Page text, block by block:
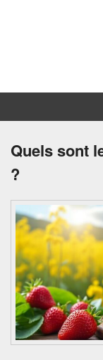
Chez
Quels sont
?